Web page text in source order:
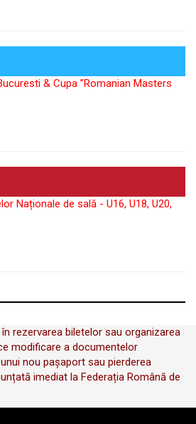
& Cupa ”Romanian Masters
Naționale de sală - U16, U18, U20,
rezervarea biletelor sau organizarea
modificare a documentelor
nou pașaport sau pierderea
imediat la Federația Română de